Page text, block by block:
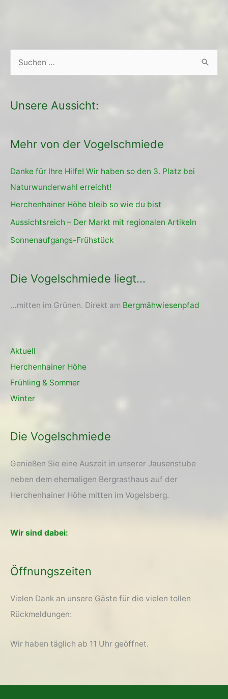
h
n
a
c
h
:
Unsere Aussicht:
Mehr von der Vogelschmiede
Danke für Ihre Hilfe! Wir haben so den 3. Platz bei
Naturwunderwahl erreicht!
Herchenhainer Höhe bleib so wie du bist
Aussichtsreich – Der Markt mit regionalen Artikeln
Sonnenaufgangs-Frühstück
Die Vogelschmiede liegt…
…mitten im Grünen. Direkt am Bergmähwiesenpfad
Aktuell
Herchenhainer Höhe
Frühling & Sommer
Winter
Die Vogelschmiede
Genießen Sie eine Auszeit in unserer Jausenstube
neben dem ehemaligen Bergrasthaus auf der
Herchenhainer Höhe mitten im Vogelsberg.
Wir sind dabei:
Öffnungszeiten
Vielen Dank an unsere Gäste für die vielen tollen
Rückmeldungen:
Wir haben täglich ab 11 Uhr geöffnet.